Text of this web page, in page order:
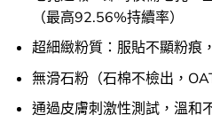
（最高92.56%持續率）
超細緻粉質：服貼不顯粉痕
無滑石粉（石棉不檢出，
通過皮膚刺激性測試，溫和